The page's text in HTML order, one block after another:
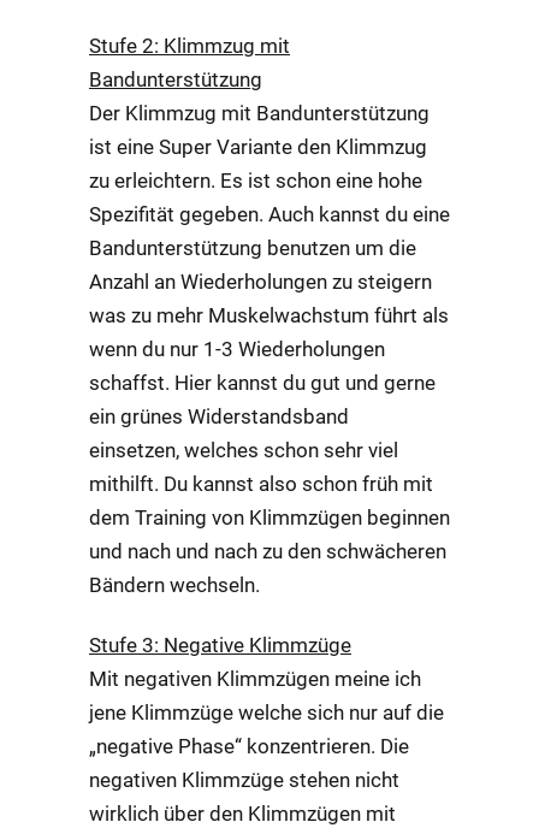
Stufe 2: Klimmzug mit
Bandunterstützung
Der Klimmzug mit Bandunterstützung
ist eine Super Variante den Klimmzug
zu erleichtern. Es ist schon eine hohe
Spezifität gegeben. Auch kannst du eine
Bandunterstützung benutzen um die
Anzahl an Wiederholungen zu steigern
was zu mehr Muskelwachstum führt als
wenn du nur 1-3 Wiederholungen
schaffst. Hier kannst du gut und gerne
ein grünes Widerstandsband
einsetzen, welches schon sehr viel
mithilft. Du kannst also schon früh mit
dem Training von Klimmzügen beginnen
und nach und nach zu den schwächeren
Bändern wechseln.
Stufe 3: Negative Klimmzüge
Mit negativen Klimmzügen meine ich
jene Klimmzüge welche sich nur auf die
„negative Phase“ konzentrieren. Die
negativen Klimmzüge stehen nicht
wirklich über den Klimmzügen mit